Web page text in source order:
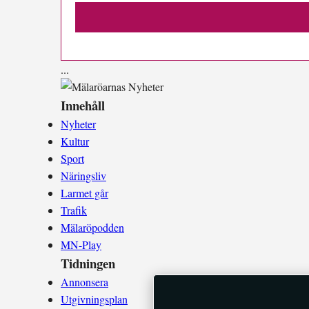
...
Innehåll
Nyheter
Kultur
Sport
Näringsliv
Larmet går
Trafik
Mälaröpodden
MN-Play
Tidningen
Annonsera
Utgivningsplan